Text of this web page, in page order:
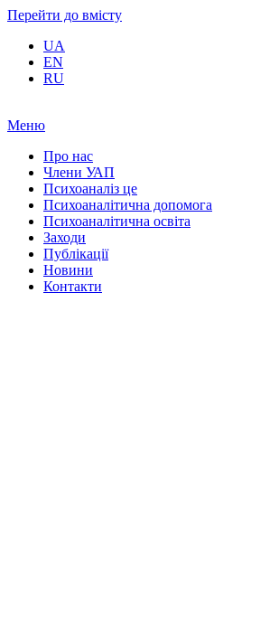
Перейти до вмісту
UA
EN
RU
Меню
Про нас
Члени УАП
Психоаналіз це
Психоаналітична допомога
Психоаналітична освіта
Заходи
Публікації
Новини
Контакти